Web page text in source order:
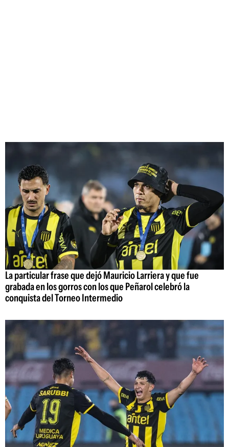
La particular frase que dejó Mauricio Larriera y que fue
grabada en los gorros con los que Peñarol celebró la
conquista del Torneo Intermedio